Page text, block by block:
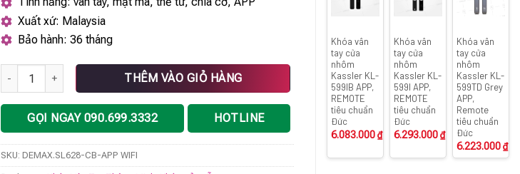
Xuất xứ: Malaysia
Bảo hành: 36 tháng
Khóa vân tay DEMAX SL628 CB APP WIFI tiêu chuẩn Đức số lượng
THÊM VÀO GIỎ HÀNG
GỌI NGAY 090.699.3332 HOTLINE
SKU:DEMAX.SL628-CB-APP WIFI
Khóa vân
tay cửa
nhôm
Kassler KL-
599IB APP,
REMOTE
tiêu chuẩn
Đức
6.083.000₫
Khóa vân
tay cửa
nhôm
Kassler KL-
599I APP,
REMOTE
tiêu chuẩn
Đức
6.293.000₫
Khóa vân
tay cửa
nhôm
Kassler KL-
599TD Grey
APP,
Remote
tiêu chuẩn
Đức
6.223.000₫